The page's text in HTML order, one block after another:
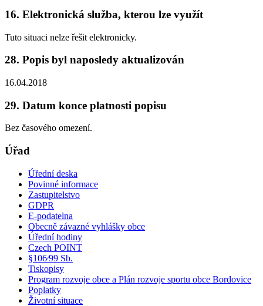
16. Elektronická služba, kterou lze využít
Tuto situaci nelze řešit elektronicky.
28. Popis byl naposledy aktualizován
16.04.2018
29. Datum konce platnosti popisu
Bez časového omezení.
Úřad
Úřední deska
Povinné informace
Zastupitelstvo
GDPR
E-podatelna
Obecně závazné vyhlášky obce
Úřední hodiny
Czech POINT
§106⁄99 Sb.
Tiskopisy
Program rozvoje obce a Plán rozvoje sportu obce Bordovice
Poplatky
Životní situace